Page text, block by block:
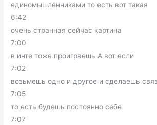
единомышленниками то есть вот такая
6:42
очень странная сейчас картина
7:00
в инте тоже проиграешь А вот если
7:02
возьмешь одно и другое и сделаешь
7:05
то есть будешь постоянно себе
7:07